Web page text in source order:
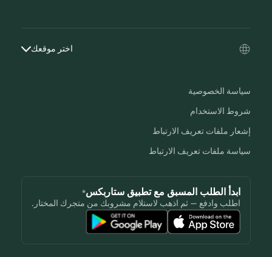
اختر موقعك
سياسة الخصوصية
شروط الاستخدام
إشعار ملفات تعريف الارتباط
سياسة ملفات تعريف الارتباط
ابدأ الطلب المسبق مع تطبيق ستاربكس®
اطلب وادفع — ثم اذهب لاستلام مشروبك من متجرك المختار.